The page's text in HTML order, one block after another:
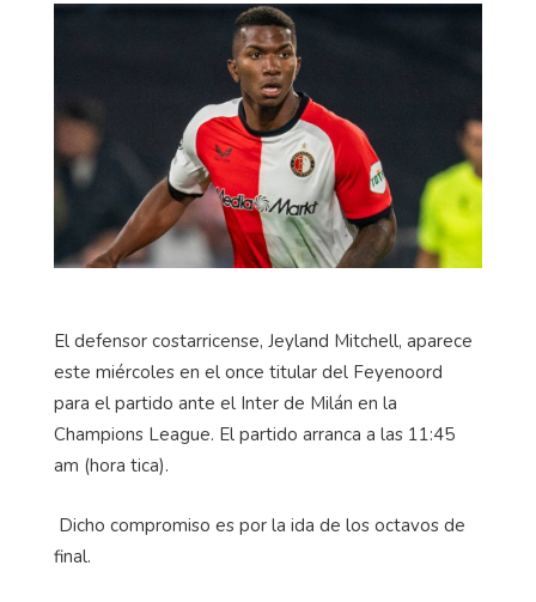
El defensor costarricense, Jeyland Mitchell, aparece
este miércoles en el once titular del Feyenoord
para el partido ante el Inter de Milán en la
Champions League. El partido arranca a las 11:45
am (hora tica).
Dicho compromiso es por la ida de los octavos de
final.